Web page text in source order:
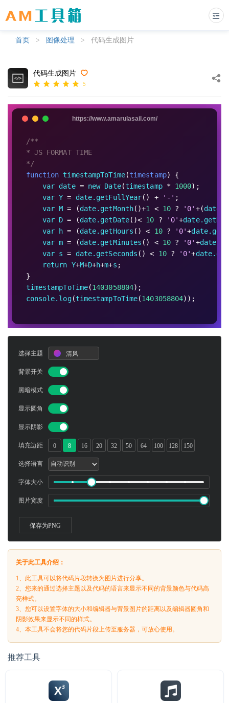
首页 > 图像处理 > 代码生成图片
代码生成图片
5
/**
* JS FORMAT TIME
*/
function timestampToTime(timestamp) {
var date = new Date(timestamp * 1000);
var Y = date.getFullYear() + '-' ;
var M = (date.getMonth()+1 < 10 ? '0' +(
var D = (date.getDate()< 10 ? '0'+
var h = (date.getHours () < 10 ? '0'+
var m = (date.getMinutes () < 10 ? '0' +
var s = date.getSeconds () < 10 ? '0'+
return Y+M+D+h+m+s ;
}
timestampToTime(1403058804);
console.log(timestampToTime(1403058804));
选择主题 清风
背景开关
黑暗模式
显示圆角
显示阴影
填充边距 0 8 16 20 32 50 64 100 128 150
选择语言
字体大小
图片宽度
保存为PNG
关于此工具介绍：
1、此工具可以将代码片段转换为图片进行分享。
2、您来的通过选择主题以及代码的语言来显示不同的背景颜色与代码高
亮样式。
3、您可以设置字体的大小和编辑器与背景图片的距离以及编辑器圆角和
阴影效果来显示不同的样式。
4、本工具不会将您的代码片段上传至服务器，可放心使用。
推荐工具